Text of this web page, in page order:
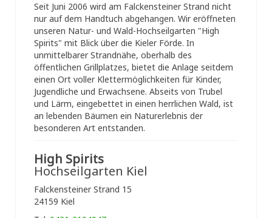
Seit Juni 2006 wird am Falckensteiner Strand nicht
nur auf dem Handtuch abgehangen. Wir eröffneten
unseren Natur- und Wald-Hochseilgarten "High
Spirits" mit Blick über die Kieler Förde. In
unmittelbarer Strandnähe, oberhalb des
öffentlichen Grillplatzes, bietet die Anlage seitdem
einen Ort voller Klettermöglichkeiten für Kinder,
Jugendliche und Erwachsene. Abseits von Trubel
und Lärm, eingebettet in einen herrlichen Wald, ist
an lebenden Bäumen ein Naturerlebnis der
besonderen Art entstanden.
High Spirits
Hochseilgarten Kiel
Falckensteiner Strand 15
24159 Kiel